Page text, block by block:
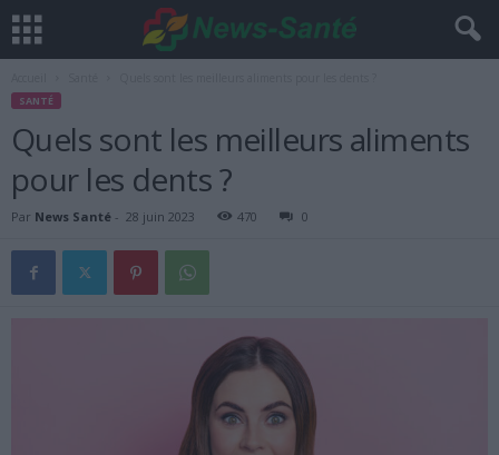
SANTÉ
Quels sont les meilleurs aliments
pour les dents ?
Par News Santé - 28 juin 2023 470 0